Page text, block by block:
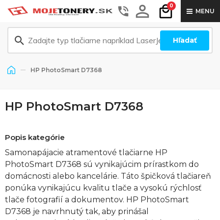
0
MENU
Hľadať
HP PhotoSmart D7368
HP PhotoSmart D7368
Popis kategórie
Samonapájacie atramentové tlačiarne HP
PhotoSmart D7368 sú vynikajúcim prírastkom do
domácnosti alebo kancelárie. Táto špičková tlačiareň
ponúka vynikajúcu kvalitu tlače a vysokú rýchlosť
tlače fotografií a dokumentov. HP PhotoSmart
D7368 je navrhnutý tak, aby prinášal